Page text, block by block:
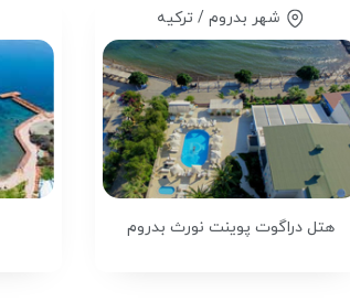
شهر بدروم / ترکیه
هتل دراگوت پوینت نورث بدروم